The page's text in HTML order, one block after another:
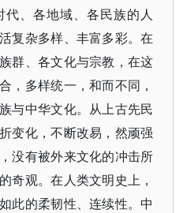
、各地域、各民族的人
复杂多样、丰富多彩。在
群、各文化与宗教，在这
，多样统一，和而不同，
与中华文化。从上古先民
变化，不断改易，然顽强
没有被外来文化的冲击所
奇观。在人类文明史上，
此的柔韧性、连续性。中